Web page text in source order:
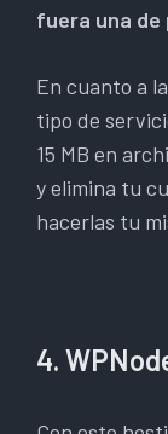
fuera una de
En cuanto a
tipo de
15 MB en
y elimina tu
hacerlas tu
4.